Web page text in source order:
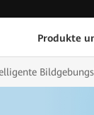
Produkte